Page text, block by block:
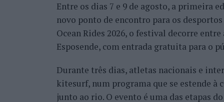
Entre os dias 7 e 9 de agosto, a primeira
novo ponto de encontro para os
Ocean Rides 2026, o festival decorre
Esposende, com entrada gratuita para o
Durante três dias, atletas nacionais e
kitesurf, num programa que se estende à
junto ao rio. O evento é uma das etapas